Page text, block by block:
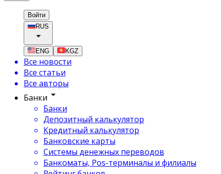
Войти
RUS
ENG KGZ
Все новости
Все статьи
Все авторы
Банки
Банки
Депозитный калькулятор
Кредитный калькулятор
Банковские карты
Системы денежных переводов
Банкоматы, Pos-терминалы и филиалы